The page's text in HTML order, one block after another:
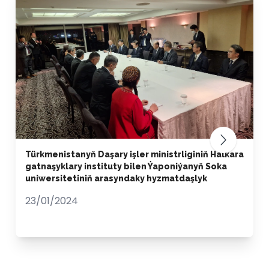
Türkmenistanyň Daşary işler ministrliginiň Halkara
gatnaşyklary instituty bilen Ýaponiýanyň Soka
uniwersitetiniň arasyndaky hyzmatdaşlyk
23/01/2024